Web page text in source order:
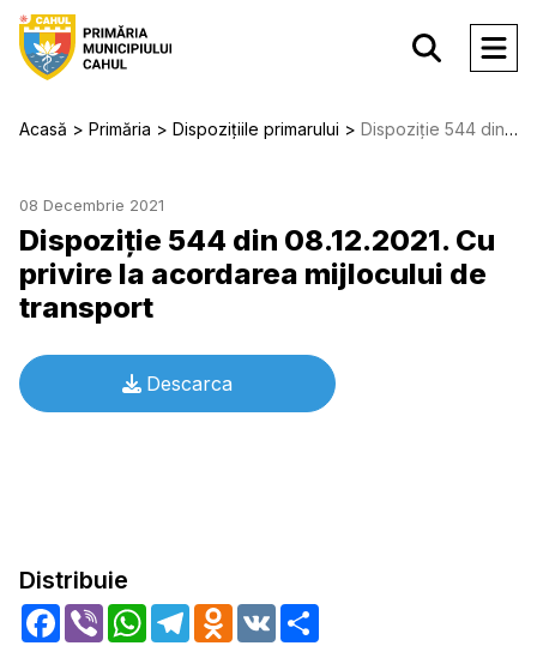
Acasă Primăria Dispozițiile primarului Dispoziție 544 din 08.12.2021. Cu privire la acordarea mijlocului de transport
08 Decembrie 2021
Dispoziție 544 din 08.12.2021. Cu
privire la acordarea mijlocului de
transport
Descarca
Distribuie
Facebook
Viber WhatsApp
TelegramOdnoklassniki
VK